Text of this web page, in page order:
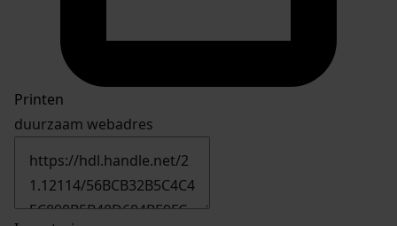
Printen
duurzaam webadres